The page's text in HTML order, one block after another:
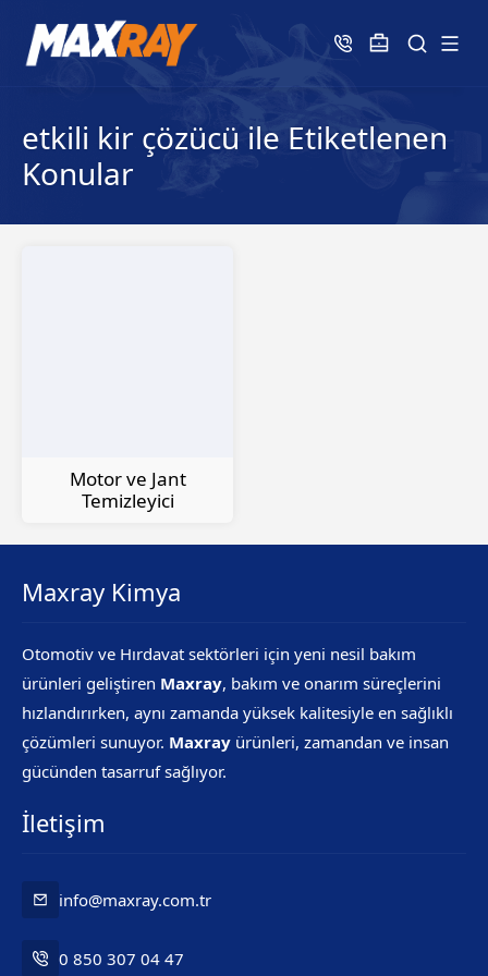
etkili kir çözücü ile Etiketlenen
Konular
Motor ve Jant
Temizleyici
Maxray Kimya
Otomotiv ve Hırdavat sektörleri için yeni nesil bakım
ürünleri geliştiren Maxray, bakım ve onarım süreçlerini
hızlandırırken, aynı zamanda yüksek kalitesiyle en sağlıklı
çözümleri sunuyor. Maxray ürünleri, zamandan ve insan
gücünden tasarruf sağlıyor.
İletişim
info@maxray.com.tr
0 850 307 04 47